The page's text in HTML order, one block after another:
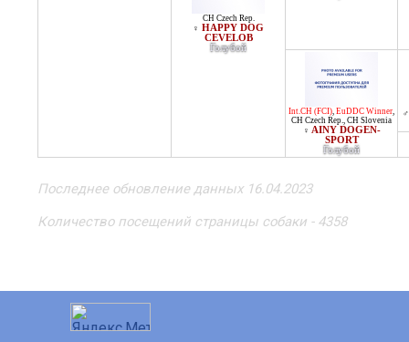
CH Czech Rep.
♀ HAPPY DOG
CEVELOB
Голубой
Int.CH (FCI), EuDDC Winner,
CH Czech Rep., CH Slovenia
♀ AINY DOGEN-
SPORT
Голубой
♂
Последнее обновление данных 16.04.2023
Количество посещений страницы собаки - 4358